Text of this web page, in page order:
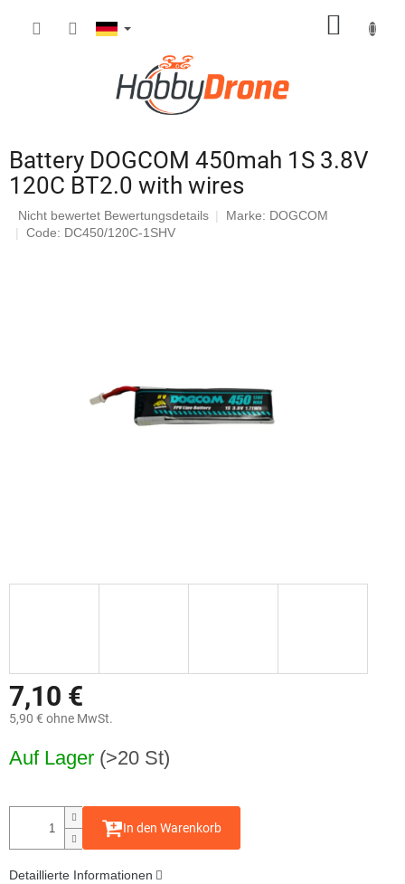
Battery DOGCOM 450mah 1S 3.8V
120C BT2.0 with wires
Die
durchschnittliche
Nicht bewertet Bewertungsdetails Marke: DOGCOM
Code: DC450/120C-1SHV
7,10 €
5,90 € ohne MwSt.
Auf Lager (>20 St)
In den Warenkorb
Detaillierte Informationen